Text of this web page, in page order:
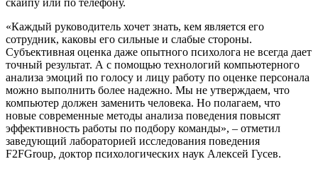
скайпу или по телефону.
«Каждый руководитель хочет знать, кем является его
сотрудник, каковы его сильные и слабые стороны.
Субъективная оценка даже опытного психолога не всегда дает
точный результат. А с помощью технологий компьютерного
анализа эмоций по голосу и лицу работу по оценке персонала
можно выполнить более надежно. Мы не утверждаем, что
компьютер должен заменить человека. Но полагаем, что
новые современные методы анализа поведения повысят
эффективность работы по подбору команды», – отметил
заведующий лабораторией исследования поведения
F2FGroup, доктор психологических наук Алексей Гусев.